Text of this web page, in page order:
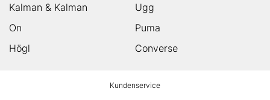
Kalman & Kalman
Ugg
On
Puma
Högl
Converse
Kundenservice